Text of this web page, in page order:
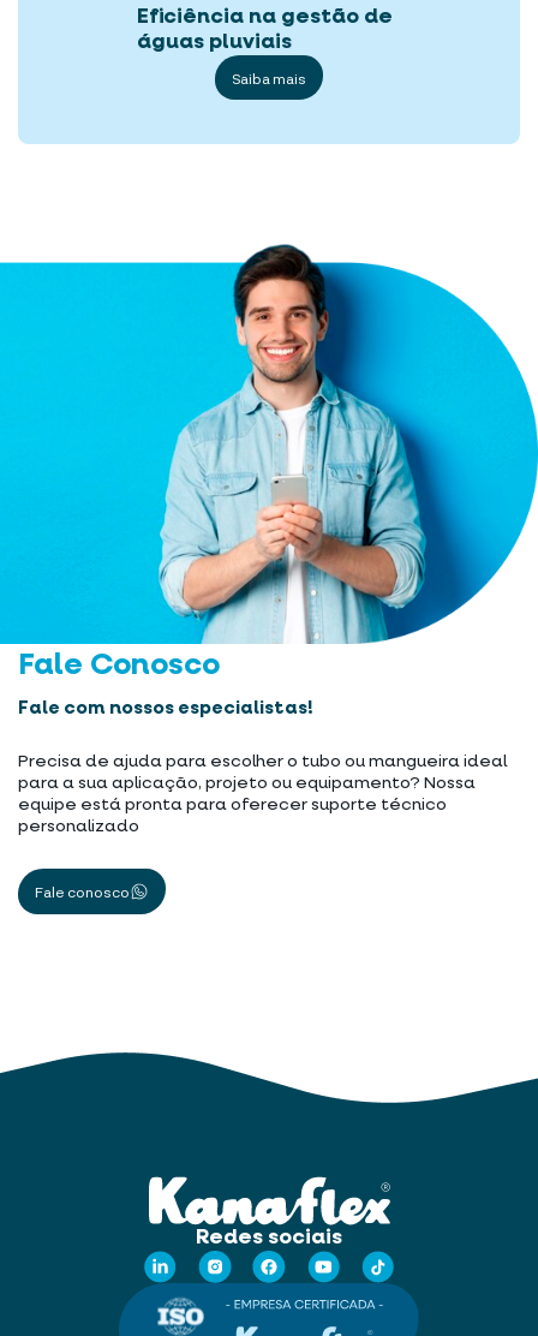
Eficiência na gestão de
águas pluviais
Saiba mais
Fale Conosco
Fale com nossos especialistas!
Precisa de ajuda para escolher o tubo ou mangueira ideal
para a sua aplicação, projeto ou equipamento? Nossa
equipe está pronta para oferecer suporte técnico
personalizado
Fale conosco
Redes sociais